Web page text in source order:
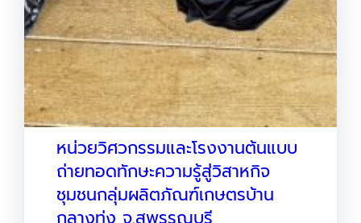
หน่วยวิศวกรรมและโรงงานต้นแบบ
ถ่ายทอดทักษะความรู้สู่วิสาหกิจ
ชุมชนกลุ่มผลิตภัณฑ์เกษตรบ้าน